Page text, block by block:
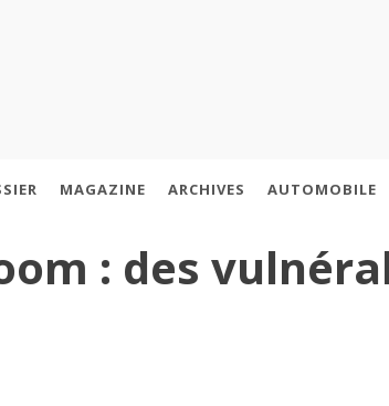
MAGAZINE ARCHIVES AUTOMOBILE
: des